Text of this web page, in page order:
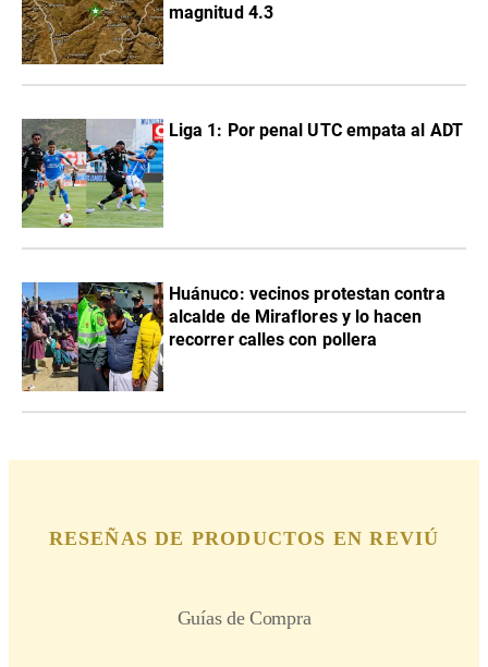
magnitud 4.3
Liga 1: Por penal UTC empata al ADT
Huánuco: vecinos protestan contra
alcalde de Miraflores y lo hacen
recorrer calles con pollera